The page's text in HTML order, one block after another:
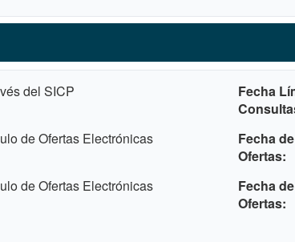
del SICP
Fecha
de Ofertas Electrónicas
Fecha
Ofertas
de Ofertas Electrónicas
Fecha
Ofertas